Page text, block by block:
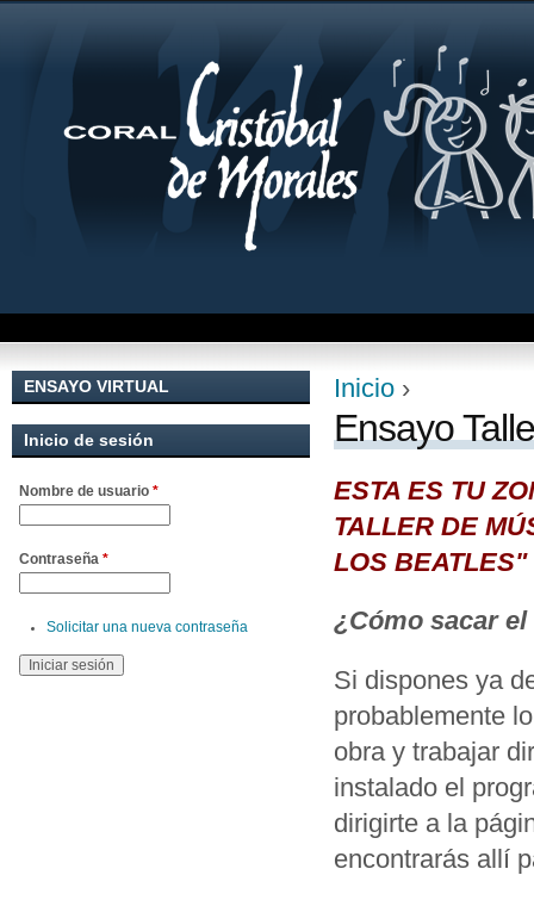
Se encuentra
Inicio ›
Ensayo
ESTA ES TU
TALLER DE
LOS BEATLES"
¿Cómo sacar
Si dispones ya
probablemente
obra y trabajar
instalado el
dirigirte a la
encontrarás allí
ENSAYO VIRTUAL
Inicio de sesión
Nombre de usuario *
Contraseña *
Solicitar una nueva contraseña